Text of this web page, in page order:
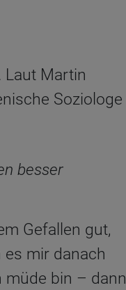
Laut Martin
Soziologe
besser
Gefallen gut,
es mir danach
müde bin – dann